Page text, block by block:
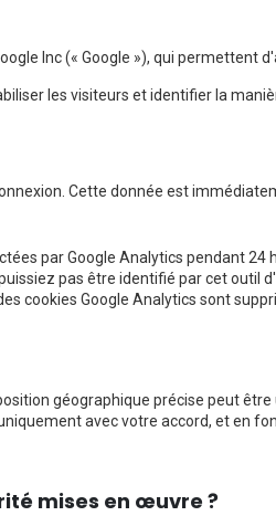
Inc (« Google »), qui permettent
les visiteurs et identifier la
Cette donnée est
par Google Analytics pendant
pas être identifié par cet outil
cookies Google Analytics sont
géographique précise peut être
avec votre accord, et en
mises en œuvre ?